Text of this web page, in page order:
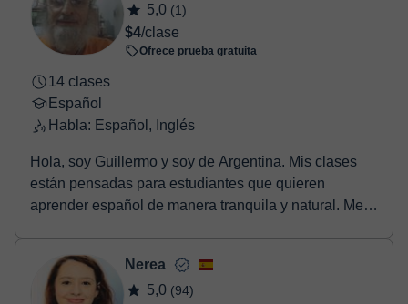
confirmación de la reserva.
5,0 (1)
$4/clase
Ofrece prueba gratuita
14 clases
Español
Habla: Español, Inglés
Hola, soy Guillermo y soy de Argentina. Mis clases
están pensadas para estudiantes que quieren
aprender español de manera tranquila y natural. Me
Nerea
5,0 (94)